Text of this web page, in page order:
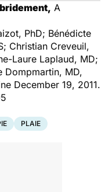
A
PhD; Bénédicte
Christian Creveuil,
Laure Laplaud, MD;
Dompmartin, MD,
December 19, 2011.
PLAIE